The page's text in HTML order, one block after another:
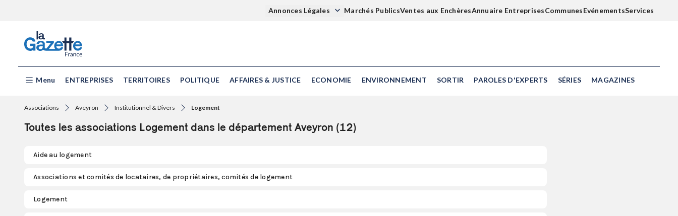
Annonces Légales Marchés PublicsVentes aux EnchèresAnnuaire EntreprisesCommunesEvénementsServices
Menu ENTREPRISES TERRITOIRES POLITIQUE AFFAIRES & JUSTICE ECONOMIE ENVIRONNEMENT SORTIR PAROLES D'EXPERTS SÉRIES MAGAZINES
Associations Aveyron Institutionnel & Divers Logement
Toutes les associations Logement dans le département Aveyron (12)
Aide au logement
Associations et comités de locataires, de propriétaires, comités de logement
Logement